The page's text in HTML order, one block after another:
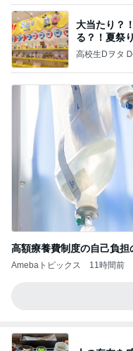
大当たり？
る？！夏祭
高額療養費制度の自己負担
Amebaトピックス 11時間前